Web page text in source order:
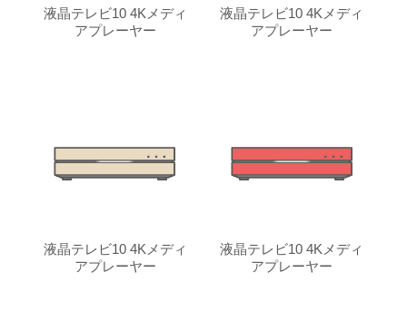
液晶テレビ10 4Kメディ
アプレーヤー
液晶テレビ10 4Kメディ
アプレーヤー
液晶テレビ10 4Kメディ
アプレーヤー
液晶テレビ10 4Kメディ
アプレーヤー